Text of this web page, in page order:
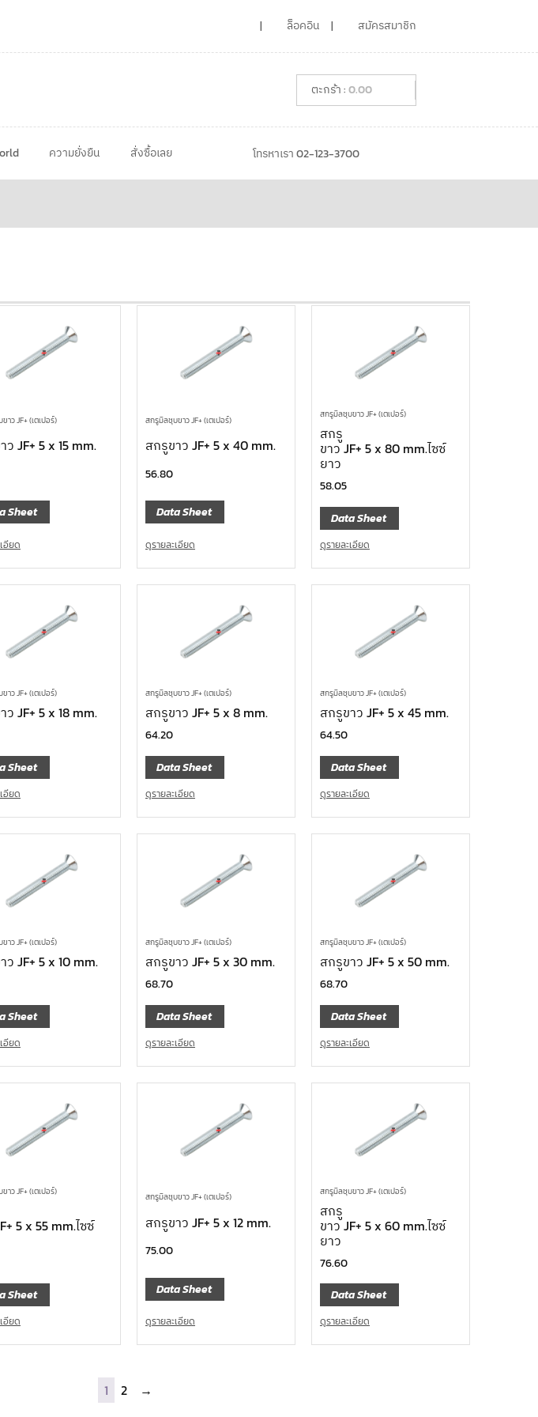
ล็อคอิน สมัครสมาชิก
0.00
ความยั่งยืน สั่งซื้อเลย โทรหาเรา 02-123-3700
าว JF+ (เตเปอร์)
ว JF+ 5 x 15 mm.
Sheet
อียด
สกรูมิลชุบขาว JF+ (เตเปอร์)
สกรูขาว JF+ 5 x 40 mm.
56.80
Data Sheet
ดูรายละเอียด
สกรูมิลชุบขาว JF+ (เตเปอร์)
สกรู
ขาว JF+ 5 x 80 mm.ไซซ์
ยาว
58.05
Data Sheet
ดูรายละเอียด
าว JF+ (เตเปอร์)
ว JF+ 5 x 18 mm.
Sheet
อียด
สกรูมิลชุบขาว JF+ (เตเปอร์)
สกรูขาว JF+ 5 x 8 mm.
64.20
Data Sheet
ดูรายละเอียด
สกรูมิลชุบขาว JF+ (เตเปอร์)
สกรูขาว JF+ 5 x 45 mm.
64.50
Data Sheet
ดูรายละเอียด
าว JF+ (เตเปอร์)
ว JF+ 5 x 10 mm.
Sheet
อียด
สกรูมิลชุบขาว JF+ (เตเปอร์)
สกรูขาว JF+ 5 x 30 mm.
68.70
Data Sheet
ดูรายละเอียด
สกรูมิลชุบขาว JF+ (เตเปอร์)
สกรูขาว JF+ 5 x 50 mm.
68.70
Data Sheet
ดูรายละเอียด
าว JF+ (เตเปอร์)
5 x 55 mm.ไซซ์
Sheet
อียด
สกรูมิลชุบขาว JF+ (เตเปอร์)
สกรูขาว JF+ 5 x 12 mm.
75.00
Data Sheet
ดูรายละเอียด
สกรูมิลชุบขาว JF+ (เตเปอร์)
สกรู
ขาว JF+ 5 x 60 mm.ไซซ์
ยาว
76.60
Data Sheet
ดูรายละเอียด
1 2 →